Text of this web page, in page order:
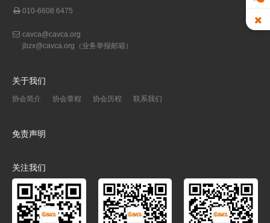
010-6608 6475
cavca@cavca.org
jbzx@cavca.org （业务举报邮箱）
关于我们
协会简介 协会章程 协会历程 联系我们
免责声明
关注我们